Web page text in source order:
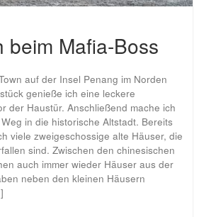
beim Mafia-Boss
auf der Insel Penang im Norden
genieße ich eine leckere
der Haustür. Anschließend mache ich
in die historische Altstadt. Bereits
viele zweigeschossige alte Häuser, die
sind. Zwischen den chinesischen
auch immer wieder Häuser aus der
neben den kleinen Häusern